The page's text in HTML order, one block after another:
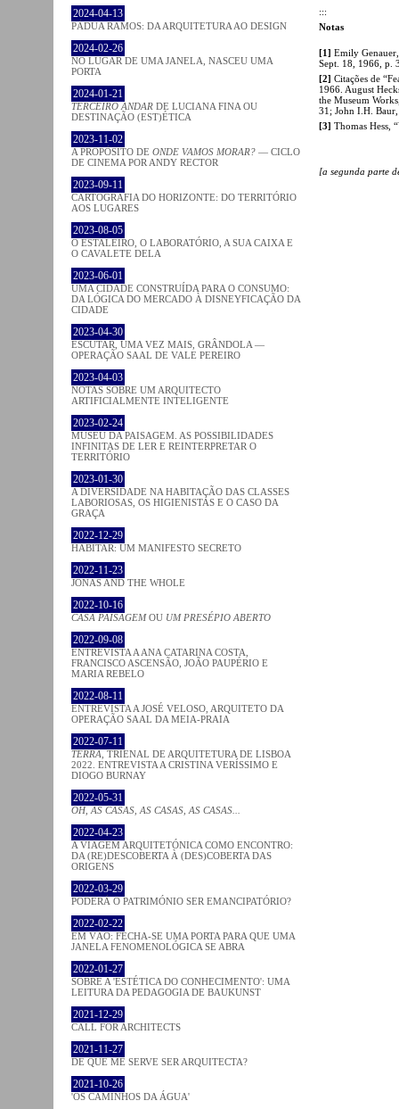
2024-04-13
PÁDUA RAMOS: DA ARQUITETURA AO DESIGN
2024-02-26
NO LUGAR DE UMA JANELA, NASCEU UMA
PORTA
2024-01-21
TERCEIRO ANDAR DE LUCIANA FINA OU
DESTINAÇÃO (EST)ÉTICA
2023-11-02
A PROPÓSITO DE ONDE VAMOS MORAR? — CICLO
DE CINEMA POR ANDY RECTOR
2023-09-11
CARTOGRAFIA DO HORIZONTE: DO TERRITÓRIO
AOS LUGARES
2023-08-05
O ESTALEIRO, O LABORATÓRIO, A SUA CAIXA E
O CAVALETE DELA
2023-06-01
UMA CIDADE CONSTRUÍDA PARA O CONSUMO:
DA LÓGICA DO MERCADO À DISNEYFICAÇÃO DA
CIDADE
2023-04-30
ESCUTAR, UMA VEZ MAIS, GRÂNDOLA —
OPERAÇÃO SAAL DE VALE PEREIRO
2023-04-03
NOTAS SOBRE UM ARQUITECTO
ARTIFICIALMENTE INTELIGENTE
2023-02-24
MUSEU DA PAISAGEM. AS POSSIBILIDADES
INFINITAS DE LER E REINTERPRETAR O
TERRITÓRIO
2023-01-30
A DIVERSIDADE NA HABITAÇÃO DAS CLASSES
LABORIOSAS, OS HIGIENISTAS E O CASO DA
GRAÇA
2022-12-29
HABITAR: UM MANIFESTO SECRETO
2022-11-23
JONAS AND THE WHOLE
2022-10-16
CASA PAISAGEMOU UM PRESÉPIO ABERTO
2022-09-08
ENTREVISTA A ANA CATARINA COSTA,
FRANCISCO ASCENSÃO, JOÃO PAUPÉRIO E
MARIA REBELO
2022-08-11
ENTREVISTA A JOSÉ VELOSO, ARQUITETO DA
OPERAÇÃO SAAL DA MEIA-PRAIA
2022-07-11
TERRA , TRIENAL DE ARQUITETURA DE LISBOA
2022. ENTREVISTA A CRISTINA VERÍSSIMO E
DIOGO BURNAY
2022-05-31
OH, AS CASAS, AS CASAS, AS CASAS...
2022-04-23
A VIAGEM ARQUITETÓNICA COMO ENCONTRO:
DA (RE)DESCOBERTA À (DES)COBERTA DAS
ORIGENS
2022-03-29
PODERÁ O PATRIMÓNIO SER EMANCIPATÓRIO?
2022-02-22
EM VÃO: FECHA-SE UMA PORTA PARA QUE UMA
JANELA FENOMENOLÓGICA SE ABRA
2022-01-27
SOBRE A 'ESTÉTICA DO CONHECIMENTO': UMA
LEITURA DA PEDAGOGIA DE BAUKUNST
2021-12-29
CALL FOR ARCHITECTS
2021-11-27
DE QUE ME SERVE SER ARQUITECTA?
2021-10-26
'OS CAMINHOS DA ÁGUA'
:::
Notas
[1] Emily
Sept. 18, 1966, p.
[2] Citações de
1966. August
the Museum
31; John I.H.
[3] Thomas Hess,
[a segunda parte